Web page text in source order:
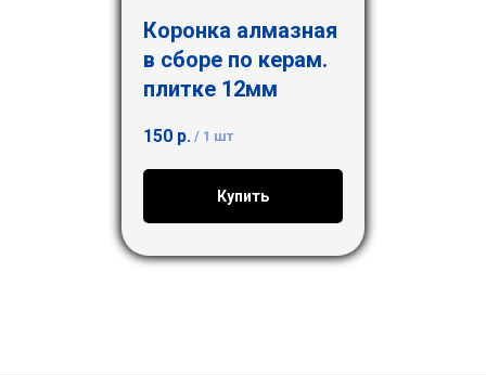
Коронка алмазная
в сборе по керам.
плитке 12мм
150 р. / 1 шт
Купить